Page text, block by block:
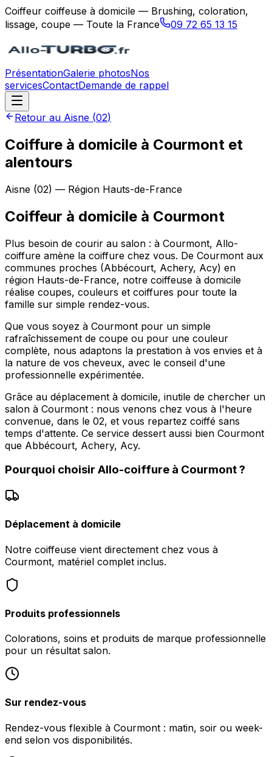
Coiffeur coiffeuse à domicile — Brushing, coloration,
lissage, coupe — Toute la France
09 72 65 13 15
PrésentationGalerie photosNos
servicesContactDemande de rappel
Retour au Aisne (02)
Coiffure à domicile à Courmont et
alentours
Aisne (02) — Région Hauts-de-France
Coiffeur à domicile à Courmont
Plus besoin de courir au salon : à Courmont, Allo-
coiffure amène la coiffure chez vous. De Courmont aux
communes proches (Abbécourt, Achery, Acy) en
région Hauts-de-France, notre coiffeuse à domicile
réalise coupes, couleurs et coiffures pour toute la
famille sur simple rendez-vous.
Que vous soyez à Courmont pour un simple
rafraîchissement de coupe ou pour une couleur
complète, nous adaptons la prestation à vos envies et à
la nature de vos cheveux, avec le conseil d'une
professionnelle expérimentée.
Grâce au déplacement à domicile, inutile de chercher un
salon à Courmont : nous venons chez vous à l'heure
convenue, dans le 02, et vous repartez coiffé sans
temps d'attente. Ce service dessert aussi bien Courmont
que Abbécourt, Achery, Acy.
Pourquoi choisir Allo-coiffure à Courmont?
Déplacement à domicile
Notre coiffeuse vient directement chez vous à
Courmont, matériel complet inclus.
Produits professionnels
Colorations, soins et produits de marque professionnelle
pour un résultat salon.
Sur rendez-vous
Rendez-vous flexible à Courmont : matin, soir ou week-
end selon vos disponibilités.